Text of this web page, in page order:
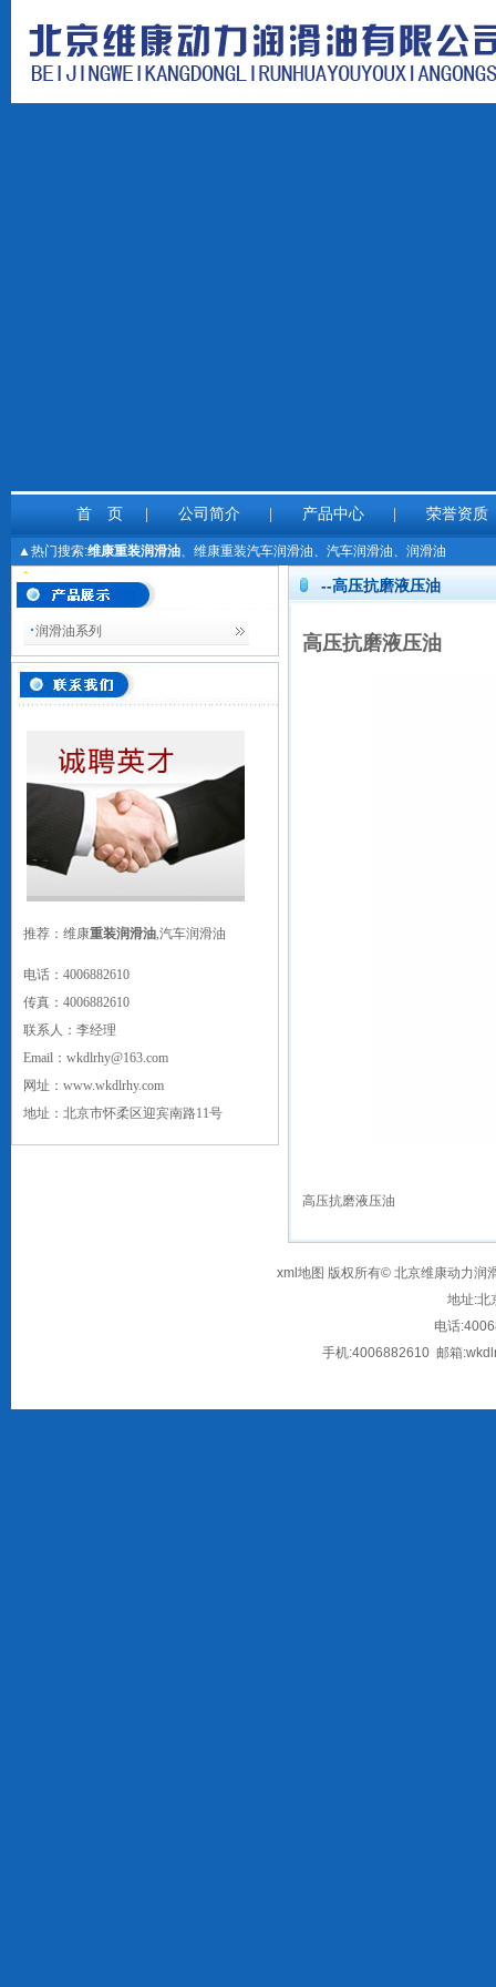
首 页 公司简介 产品中心 荣誉资质
▲热门搜索:维康重装润滑油、维康重装汽车润滑油、汽车润滑油、润滑油
润滑油系列
推荐：维康重装润滑油,汽车润滑油
电话： 4006882610
传真： 4006882610
联系人：李经理
Email： wkdlrhy@163.com
网址： www.wkdlrhy.com
地址： 北京市怀柔区迎宾南路11号
--高压抗磨液压油
高压抗磨液压油
高压抗磨液压油
xml地图 版权所有© 北京维康动力润
地址:北
电话:
手机:4006882610邮箱: